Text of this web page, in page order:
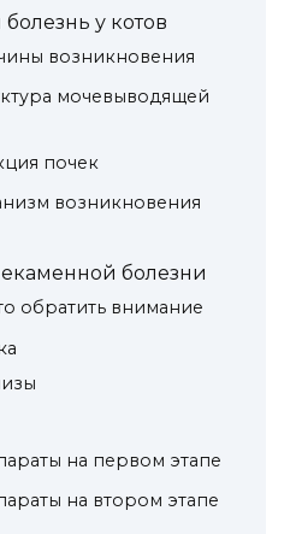
у котов
возникновения
мочевыводящей
почек
возникновения
болезни
обратить внимание
на первом этапе
на втором этапе